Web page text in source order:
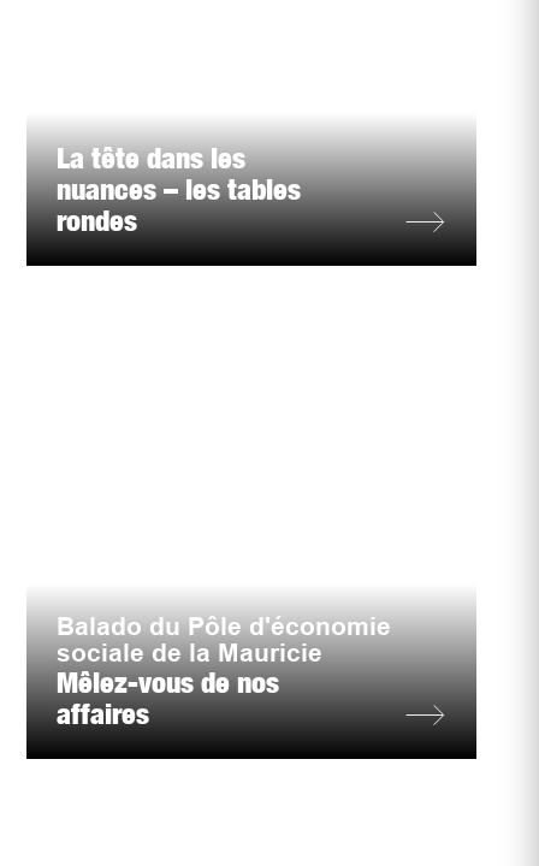
La tête dans les
nuances – les tables
rondes
Balado du Pôle d'économie
sociale de la Mauricie
Mêlez-vous de nos
affaires